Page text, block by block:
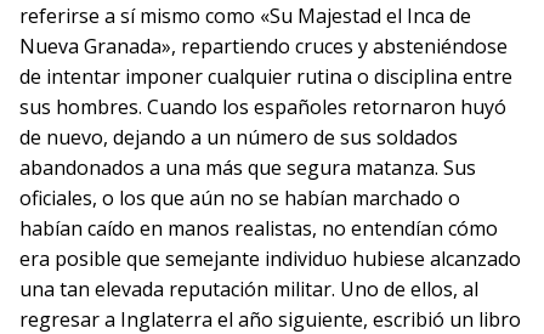
referirse a sí mismo como «Su Majestad el Inca de
Nueva Granada», repartiendo cruces y absteniéndose
de intentar imponer cualquier rutina o disciplina entre
sus hombres. Cuando los españoles retornaron huyó
de nuevo, dejando a un número de sus soldados
abandonados a una más que segura matanza. Sus
oficiales, o los que aún no se habían marchado o
habían caído en manos realistas, no entendían cómo
era posible que semejante individuo hubiese alcanzado
una tan elevada reputación militar. Uno de ellos, al
regresar a Inglaterra el año siguiente, escribió un libro